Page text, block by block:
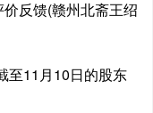
反馈(赣州北斋王绍
至11月10日的股东